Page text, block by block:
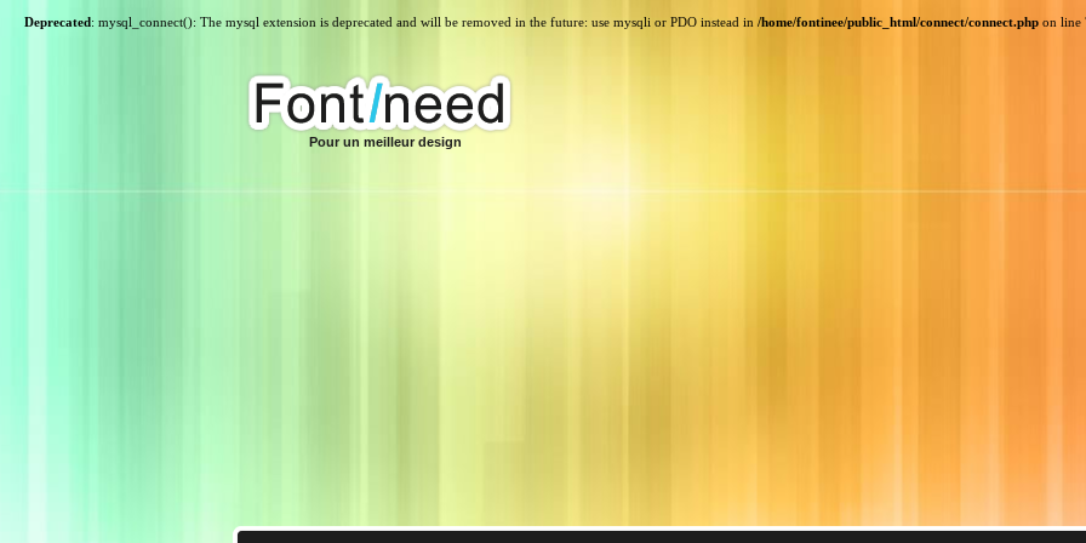
Deprecated: mysql_connect(): The mysql extension is deprecated and will be removed in the future: use mysqli or PDO instead in /home/fontinee/public_html/connect/connect.php on line
Pour un meilleur design